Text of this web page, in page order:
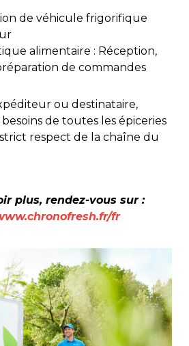
de véhicule frigorifique
alimentaire : Réception,
de commandes
ou destinataire,
de toutes les épiceries
respect de la chaîne du
plus, rendez-vous sur :
fr